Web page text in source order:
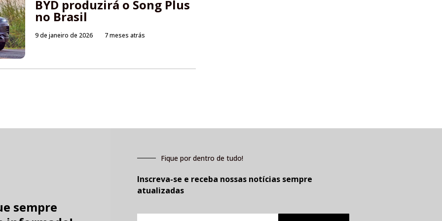
BYD produzirá o Song Plus
no Brasil
9 de janeiro de 2026 7 meses atrás
sempre
Fique por dentro de tudo!
Inscreva-se e receba nossas notícias sempre
atualizadas